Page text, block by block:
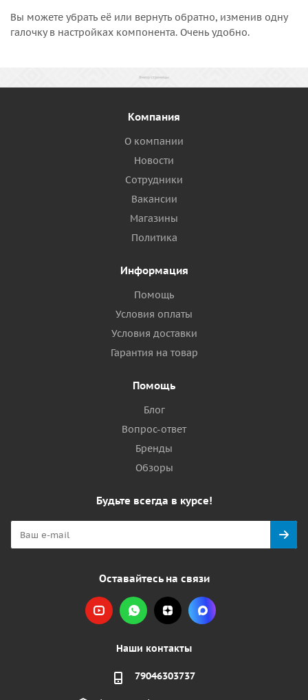
Вы можете убрать её или вернуть обратно, изменив одну
галочку в настройках компонента. Очень удобно.
Компания
О компании
Новости
Сотрудники
Вакансии
Магазины
Политика
Информация
Помощь
Условия оплаты
Условия доставки
Гарантия на товар
Помощь
Блог
Вопрос-ответ
Бренды
Обзоры
Будьте всегда в курсе!
Оставайтесь на связи
Наши контакты
79046303737